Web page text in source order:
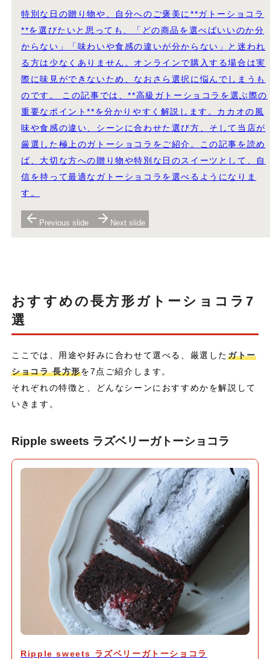
特別な日の贈り物や、自分へのご褒美に**ガトーショコラ
**を選びたいと思っても、「どの商品を選べばいいのか分
からない」「味わいや食感の違いが分からない」と迷われ
る方は少なくありません。オンラインで購入する場合は実
際に味見ができないため、なおさら選択に悩んでしまうも
のです。 この記事では、**高級ガトーショコラを選ぶ際の
重要なポイント**を分かりやすく解説します。カカオの風
味や食感の違い、シーンに合わせた選び方、そして当店が
厳選した極上のガトーショコラをご紹介。この記事を読め
ば、大切な方への贈り物や特別な日のスイーツとして、自
信を持って最適なガトーショコラを選べるようになりま
す。
Previous slide Next slide
おすすめの長方形ガトーショコラ7
選
ここでは、用途や好みに合わせて選べる、厳選したガトー
ショコラ 長方形を7点ご紹介します。
それぞれの特徴と、どんなシーンにおすすめかを解説して
いきます。
Ripple sweets ラズベリーガトーショコラ
Ripple sweets ラズベリーガトーショコラ